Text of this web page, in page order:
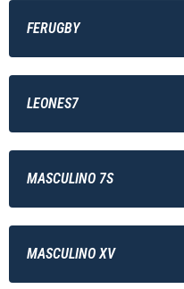
FERUGBY
LEONES7
MASCULINO 7S
MASCULINO XV